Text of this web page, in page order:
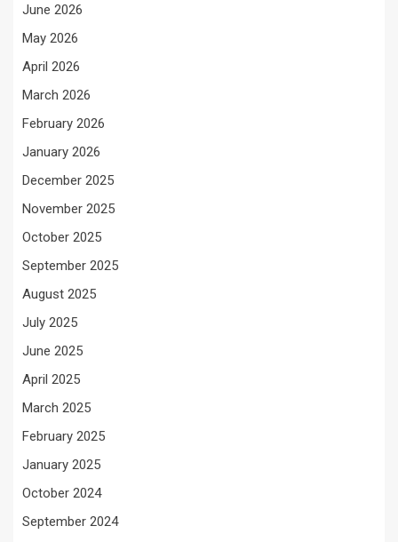
June 2026
May 2026
April 2026
March 2026
February 2026
January 2026
December 2025
November 2025
October 2025
September 2025
August 2025
July 2025
June 2025
April 2025
March 2025
February 2025
January 2025
October 2024
September 2024